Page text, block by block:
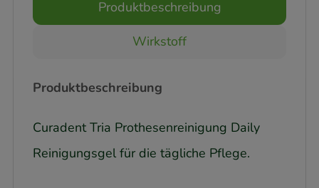
Produktbeschreibung
Wirkstoff
Produktbeschreibung
Curadent Tria Prothesenreinigung Daily
Reinigungsgel für die tägliche Pflege.